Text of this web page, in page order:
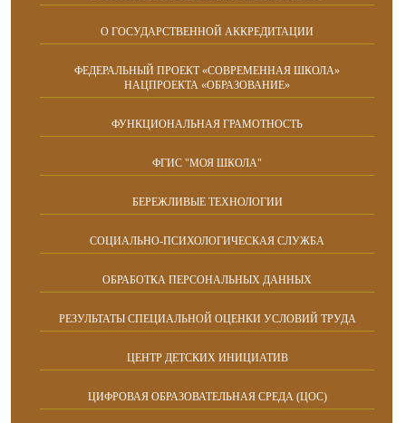
О ГОСУДАРСТВЕННОЙ АККРЕДИТАЦИИ
ФЕДЕРАЛЬНЫЙ ПРОЕКТ «СОВРЕМЕННАЯ ШКОЛА»
НАЦПРОЕКТА «ОБРАЗОВАНИЕ»
ФУНКЦИОНАЛЬНАЯ ГРАМОТНОСТЬ
ФГИС "МОЯ ШКОЛА"
БЕРЕЖЛИВЫЕ ТЕХНОЛОГИИ
СОЦИАЛЬНО-ПСИХОЛОГИЧЕСКАЯ СЛУЖБА
ОБРАБОТКА ПЕРСОНАЛЬНЫХ ДАННЫХ
РЕЗУЛЬТАТЫ СПЕЦИАЛЬНОЙ ОЦЕНКИ УСЛОВИЙ ТРУДА
ЦЕНТР ДЕТСКИХ ИНИЦИАТИВ
ЦИФРОВАЯ ОБРАЗОВАТЕЛЬНАЯ СРЕДА (ЦОС)